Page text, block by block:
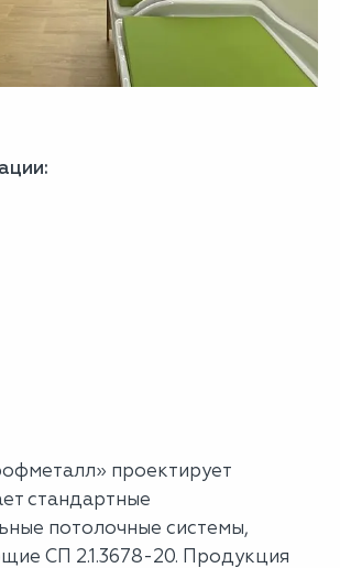
проектирует
стандартные
потолочные системы,
СП 2.1.3678-20. Продукция